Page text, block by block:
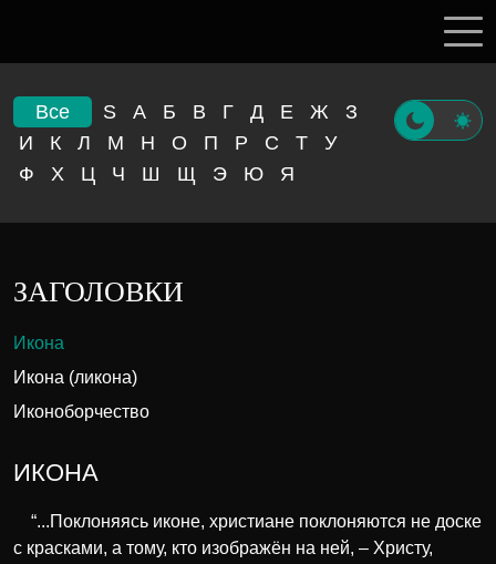
Все S А Б В Г Д Е Ж
З
И
К Л М Н О П Р С Т
У
Ф
Х Ц Ч Ш Щ Э Ю Я
ЗАГОЛОВКИ
Икона
Икона (ликона)
Иконоборчество
ИКОНА
“...Поклоняясь иконе, христиане поклоняются не доске
с красками, а тому, кто изображён на ней, – Христу,